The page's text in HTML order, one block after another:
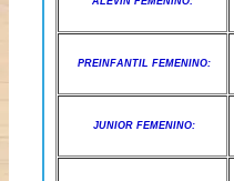
PREINFANTIL FEMENINO:
JUNIOR FEMENINO: